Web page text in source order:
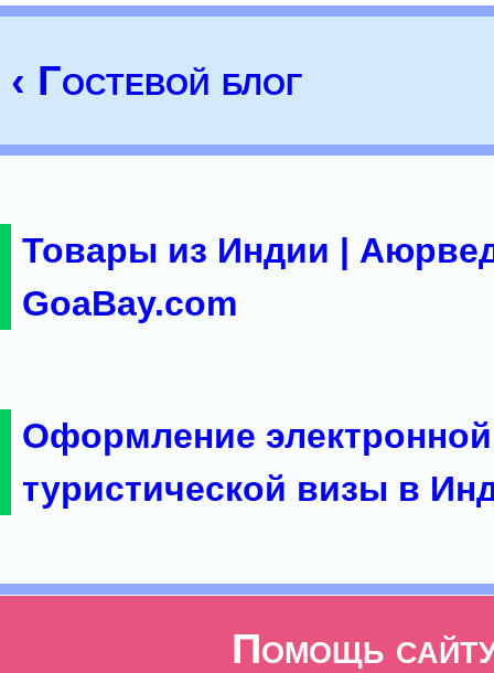
‹ Гостевой блог
Товары из Индии |
GoaBay.com
Оформление электронной
туристической визы в
Помощь